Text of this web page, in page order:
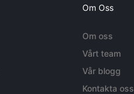
Om Oss
Om oss
Vårt team
Vår blogg
Kontakta oss